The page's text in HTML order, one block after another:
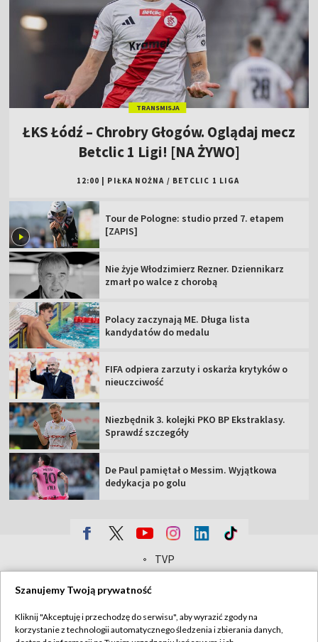
TRANSMISJA
ŁKS Łódź – Chrobry Głogów. Oglądaj mecz
Betclic 1 Ligi! [NA ŻYWO]
12:00 PIŁKA NOŻNA / BETCLIC 1 LIGA
Tour de Pologne: studio przed 7. etapem
[ZAPIS]
Nie żyje Włodzimierz Rezner. Dziennikarz
zmarł po walce z chorobą
Polacy zaczynają ME. Długa lista
kandydatów do medalu
FIFA odpiera zarzuty i oskarża krytyków o
nieuczciwość
Niezbędnik 3. kolejki PKO BP Ekstraklasy.
Sprawdź szczegóły
De Paul pamiętał o Messim. Wyjątkowa
dedykacja po golu
TVP
Biuro Reklamy
Moje zgody
Szanujemy Twoją prywatność
Kliknij "Akceptuję i przechodzę do serwisu", aby wyrazić zgody na
korzystanie z technologii automatycznego śledzenia i zbierania danych,